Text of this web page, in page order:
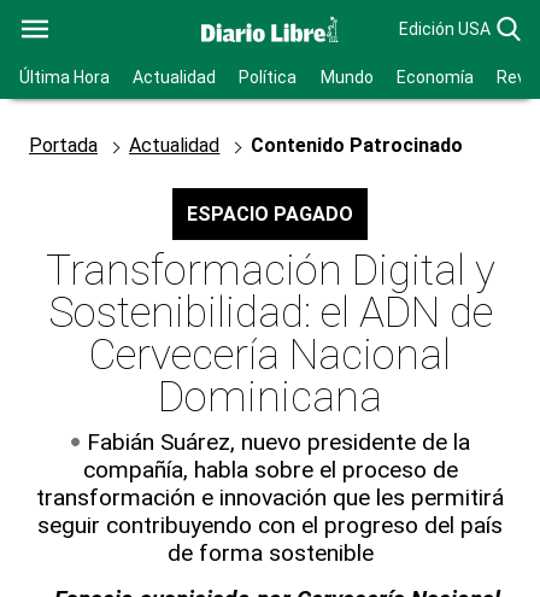
Edición USA
Última Hora Actualidad Política Mundo Economía
Portada Actualidad Contenido Patrocinado
ESPACIO PAGADO
Transformación Digital y
Sostenibilidad: el ADN de
Cervecería Nacional
Dominicana
Fabián Suárez, nuevo presidente de la
compañía, habla sobre el proceso de
transformación e innovación que les permitirá
seguir contribuyendo con el progreso del país
de forma sostenible